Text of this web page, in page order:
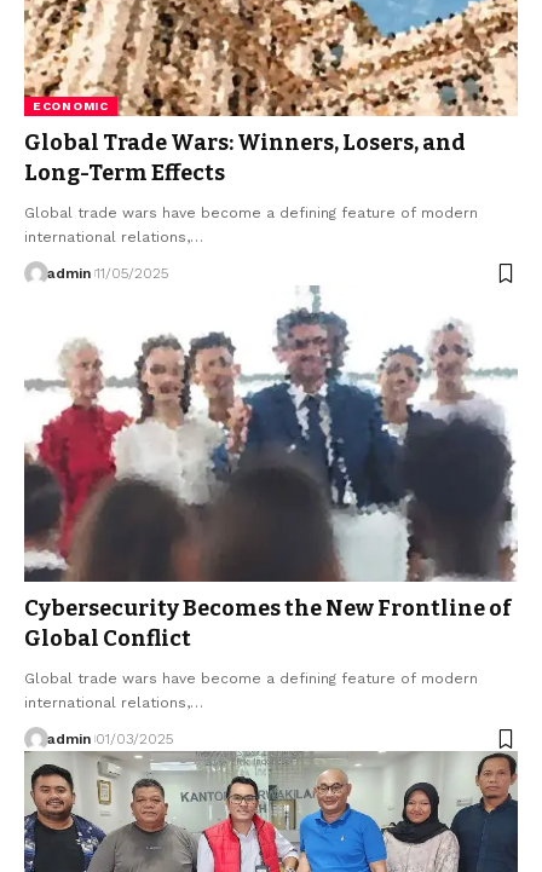
ECONOMIC
Global Trade Wars: Winners, Losers, and
Long-Term Effects
Global trade wars have become a defining feature of modern
international relations,…
admin 11/05/2025
Cybersecurity Becomes the New Frontline of
Global Conflict
Global trade wars have become a defining feature of modern
international relations,…
admin 01/03/2025